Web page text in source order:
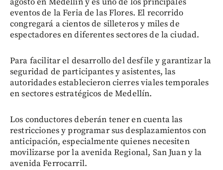
eventos de la Feria de las Flores. El recorrido
congregará a cientos de silleteros y miles de
espectadores en diferentes sectores de la ciudad.
Para facilitar el desarrollo del desfile y garantizar la
seguridad de participantes y asistentes, las
autoridades establecieron cierres viales temporales
en sectores estratégicos de Medellín.
Los conductores deberán tener en cuenta las
restricciones y programar sus desplazamientos con
anticipación, especialmente quienes necesiten
movilizarse por la avenida Regional, San Juan y la
avenida Ferrocarril.